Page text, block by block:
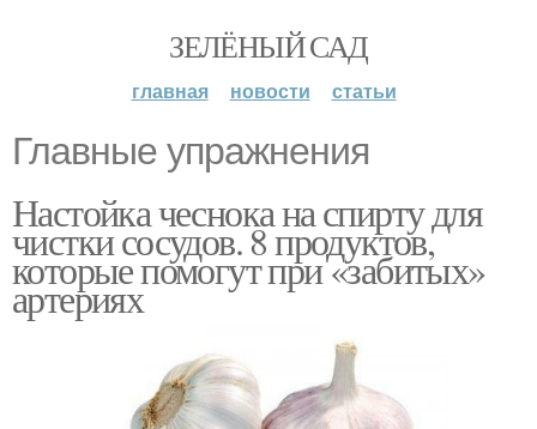
ЗЕЛЁНЫЙ САД
главная новости статьи
Главные упражнения
Настойка чеснока на спирту для
чистки сосудов. 8 продуктов,
которые помогут при «забитых»
артериях